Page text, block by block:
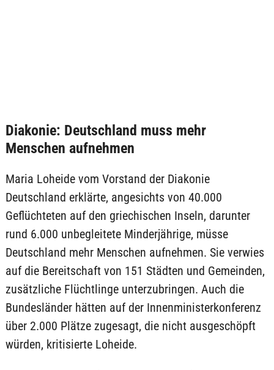
Diakonie: Deutschland muss mehr
Menschen aufnehmen
Maria Loheide vom Vorstand der Diakonie
Deutschland erklärte, angesichts von 40.000
Geflüchteten auf den griechischen Inseln, darunter
rund 6.000 unbegleitete Minderjährige, müsse
Deutschland mehr Menschen aufnehmen. Sie verwies
auf die Bereitschaft von 151 Städten und Gemeinden,
zusätzliche Flüchtlinge unterzubringen. Auch die
Bundesländer hätten auf der Innenministerkonferenz
über 2.000 Plätze zugesagt, die nicht ausgeschöpft
würden, kritisierte Loheide.